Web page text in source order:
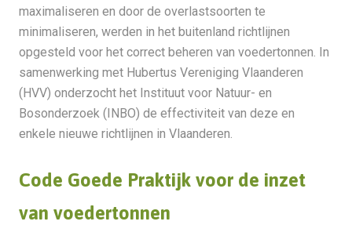
maximaliseren en door de overlastsoorten te
minimaliseren, werden in het buitenland richtlijnen
opgesteld voor het correct beheren van voedertonnen. In
samenwerking met Hubertus Vereniging Vlaanderen
(HVV) onderzocht het Instituut voor Natuur- en
Bosonderzoek (INBO) de effectiviteit van deze en
enkele nieuwe richtlijnen in Vlaanderen.
Code Goede Praktijk voor de inzet
van voedertonnen